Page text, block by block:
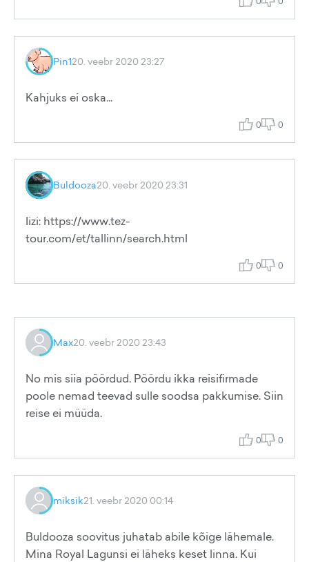
Pin120. veebr 2020 23:27
Kahjuks ei oska...
0 0
Buldooza20. veebr 2020 23:31
Iizi: https://www.tez-
tour.com/et/tallinn/search.html
0 0
Max20. veebr 2020 23:43
No mis siia pöördud. Pöördu ikka reisifirmade
poole nemad teevad sulle soodsa pakkumise. Siin
reise ei müüda.
0 0
miksik21. veebr 2020 00:14
Buldooza soovitus juhatab abile kõige lähemale.
Mina Royal Lagunsi ei läheks keset linna. Kui